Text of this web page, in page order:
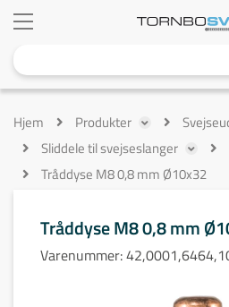
Hjem Produkter
Sliddele til svejseslanger
Tråddyse M8 0,8 mm Ø10x32
Tråddyse M8 0,8 mm
Varenummer: